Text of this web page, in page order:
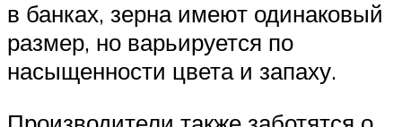
в банках, зерна имеют одинаковый
размер, но варьируется по
насыщенности цвета и запаху.